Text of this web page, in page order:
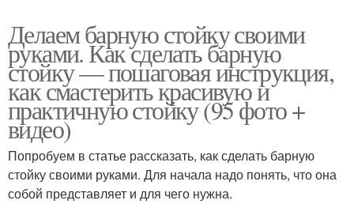
Делаем барную стойку своими
руками. Как сделать барную
стойку — пошаговая инструкция,
как смастерить красивую и
практичную стойку (95 фото +
видео)
Попробуем в статье рассказать, как сделать барную
стойку своими руками. Для начала надо понять, что она
собой представляет и для чего нужна.